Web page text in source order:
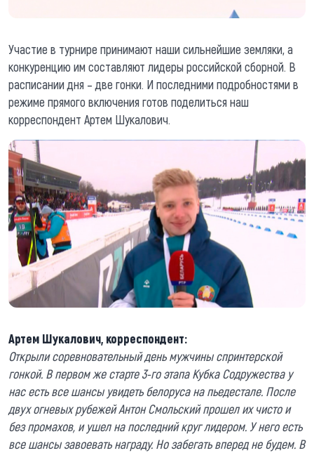
Участие в турнире принимают наши сильнейшие земляки, а
конкуренцию им составляют лидеры российской сборной. В
расписании дня – две гонки. И последними подробностями в
режиме прямого включения готов поделиться наш
корреспондент Артем Шукалович.
Артем Шукалович, корреспондент:
Открыли соревновательный день мужчины спринтерской
гонкой. В первом же старте 3-го этапа Кубка Содружества у
нас есть все шансы увидеть белоруса на пьедестале. После
двух огневых рубежей Антон Смольский прошел их чисто и
без промахов, и ушел на последний круг лидером. У него есть
все шансы завоевать награду. Но забегать вперед не будем. В